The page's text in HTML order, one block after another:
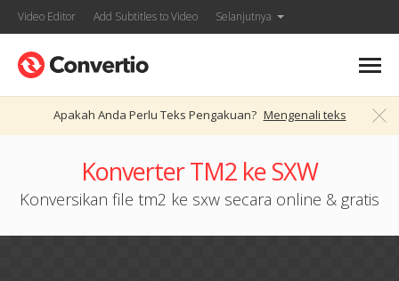
Video Editor Add Subtitles to Video Selanjutnya
Apakah Anda Perlu Teks Pengakuan? Mengenali teks
Konverter TM2 ke SXW
Konversikan file tm2 ke sxw secara online & gratis